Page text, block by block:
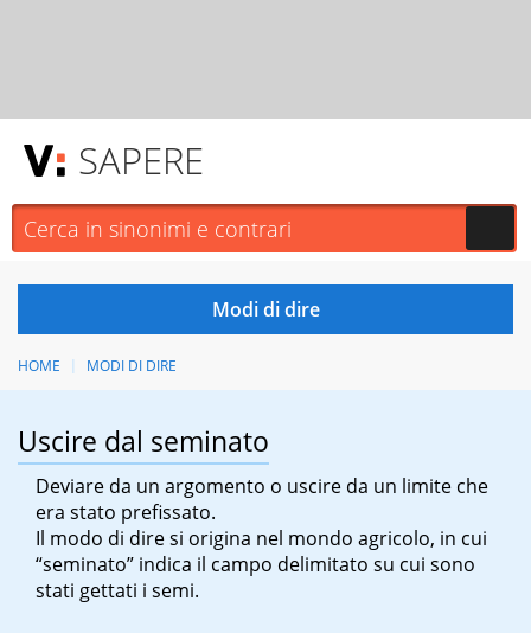
SAPERE
HOME MODI DI DIRE
Uscire dal seminato
Deviare da un argomento o uscire da un limite che
era stato prefissato.
Il modo di dire si origina nel mondo agricolo, in cui
“seminato” indica il campo delimitato su cui sono
stati gettati i semi.